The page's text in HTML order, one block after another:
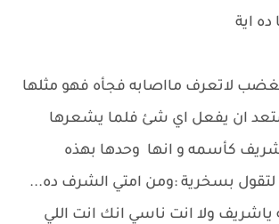
ده اية
لاتعرف مااصابه فجأه فهو مثلها
ان يفعل اي شئ فلما يشعرها
كأسمه و انها وحدها بهذه
لتقول بسخرية :ومن امتي الشرف ده...
ولا انت ناسي انك انت اللي